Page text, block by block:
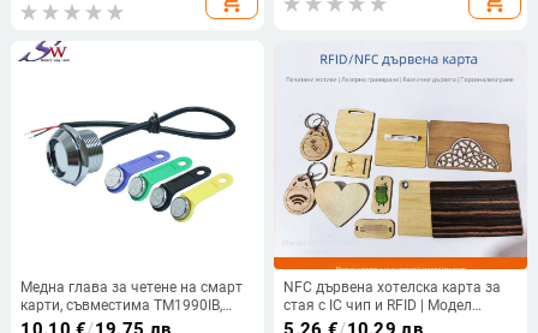
смола
Медна глава за четене на смарт
карти, съвместима TM1990IB,
меден зонд DS9092 Ibutton, модел
NFC дървена хотелска карта за
стая с IC чип и RFID | Модел
CK1216 | за хотел и системи за